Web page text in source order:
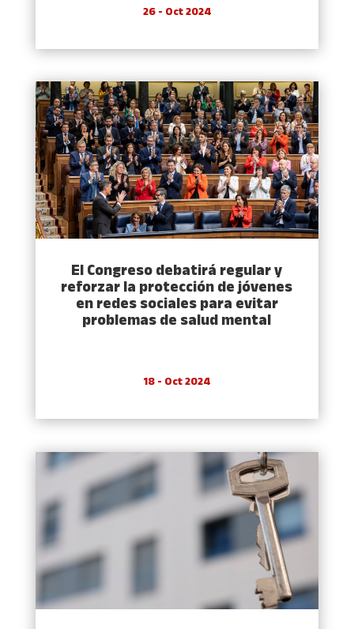
26 - Oct 2024
El Congreso debatirá regular y
reforzar la protección de jóvenes
en redes sociales para evitar
problemas de salud mental
18 - Oct 2024